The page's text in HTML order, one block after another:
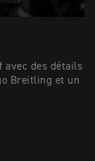
avec des détails
Breitling et un